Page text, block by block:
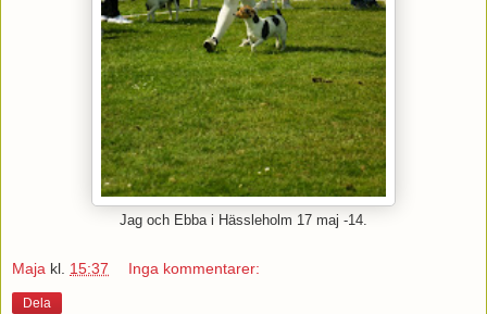
Jag och Ebba i Hässleholm 17 maj -14.
Maja kl. 15:37 Inga kommentarer:
Dela